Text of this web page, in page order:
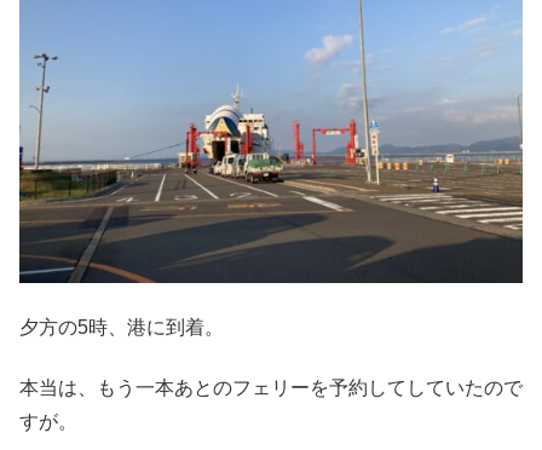
夕方の5時、港に到着。
本当は、もう一本あとのフェリーを予約してしていたので
すが。